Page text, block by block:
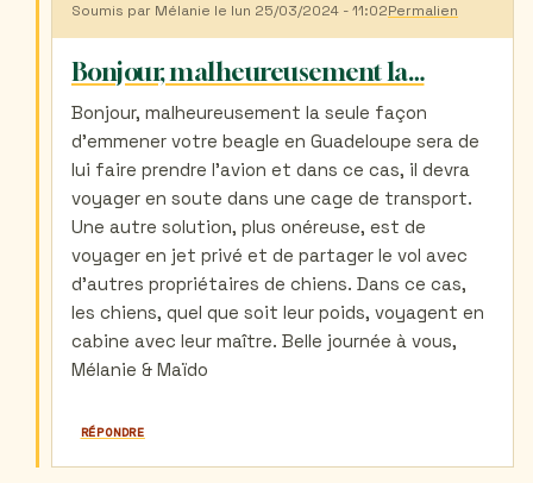
Soumis par Mélanie le lun 25/03/2024 - 11:02
En
réponse
à
Aimerait
prendre
l’avion
avec
mon
beagle
par
Fels
vérifié)
Permalien
Bonjour, malheureusement la…
Bonjour, malheureusement la seule façon
d'emmener votre beagle en Guadeloupe sera de
lui faire prendre l'avion et dans ce cas, il devra
voyager en soute dans une cage de transport.
Une autre solution, plus onéreuse, est de
voyager en jet privé et de partager le vol avec
d'autres propriétaires de chiens. Dans ce cas,
les chiens, quel que soit leur poids, voyagent en
cabine avec leur maître. Belle journée à vous,
Mélanie & Maïdo
RÉPONDRE